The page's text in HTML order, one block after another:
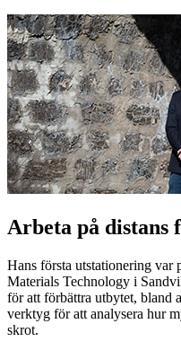
Arbeta på distans
Hans första utstationering var
Materials Technology i
för att förbättra utbytet, bland
verktyg för att analysera hur
skrot.